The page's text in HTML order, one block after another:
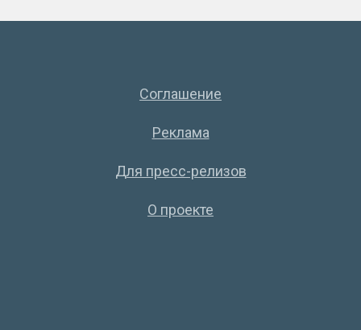
Соглашение
Реклама
Для пресс-релизов
О проекте